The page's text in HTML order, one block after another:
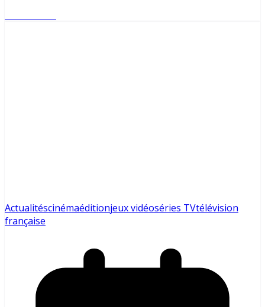
Actualitéscinémaéditionjeux vidéoséries TVtélévision
française